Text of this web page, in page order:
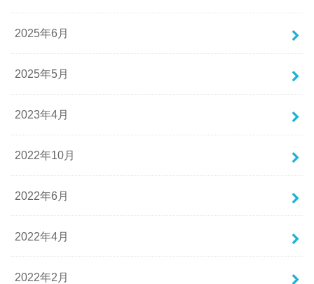
2025年6月
2025年5月
2023年4月
2022年10月
2022年6月
2022年4月
2022年2月